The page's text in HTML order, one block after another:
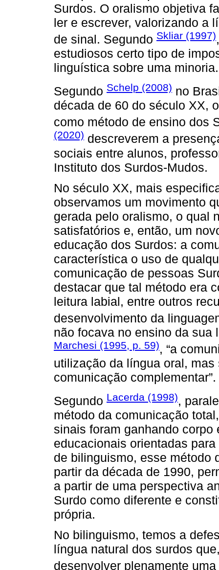
Surdos. O oralismo objetiva
ler e escrever, valorizando a
de sinal. Segundo Skliar (1997)
estudiosos certo tipo de
linguística sobre uma minoria.
Segundo Schelp (2008) no
década de 60 do século XX,
como método de ensino dos
(2020) descreverem a
sociais entre alunos,
Instituto dos Surdos-Mudos.
No século XX, mais
observamos um movimento
gerada pelo oralismo, o qual
satisfatórios e, então, um
educação dos Surdos: a
característica o uso de
comunicação de pessoas
destacar que tal método era
leitura labial, entre outros
desenvolvimento da
não focava no ensino da sua
Marchesi (1995, p. 59), “a
utilização da língua oral,
comunicação complementar”.
Segundo Lacerda (1998),
método da comunicação
sinais foram ganhando
educacionais orientadas
de bilinguismo, esse método
partir da década de 1990,
a partir de uma perspectiva
Surdo como diferente e
própria.
No bilinguismo, temos a
língua natural dos surdos
desenvolver plenamente